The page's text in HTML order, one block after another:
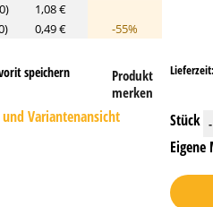
1,08 €
0,49 € -55%
speichern
Button
Produkt
merken
Variantenansicht
Lieferzeit:
Stück -
Eigene